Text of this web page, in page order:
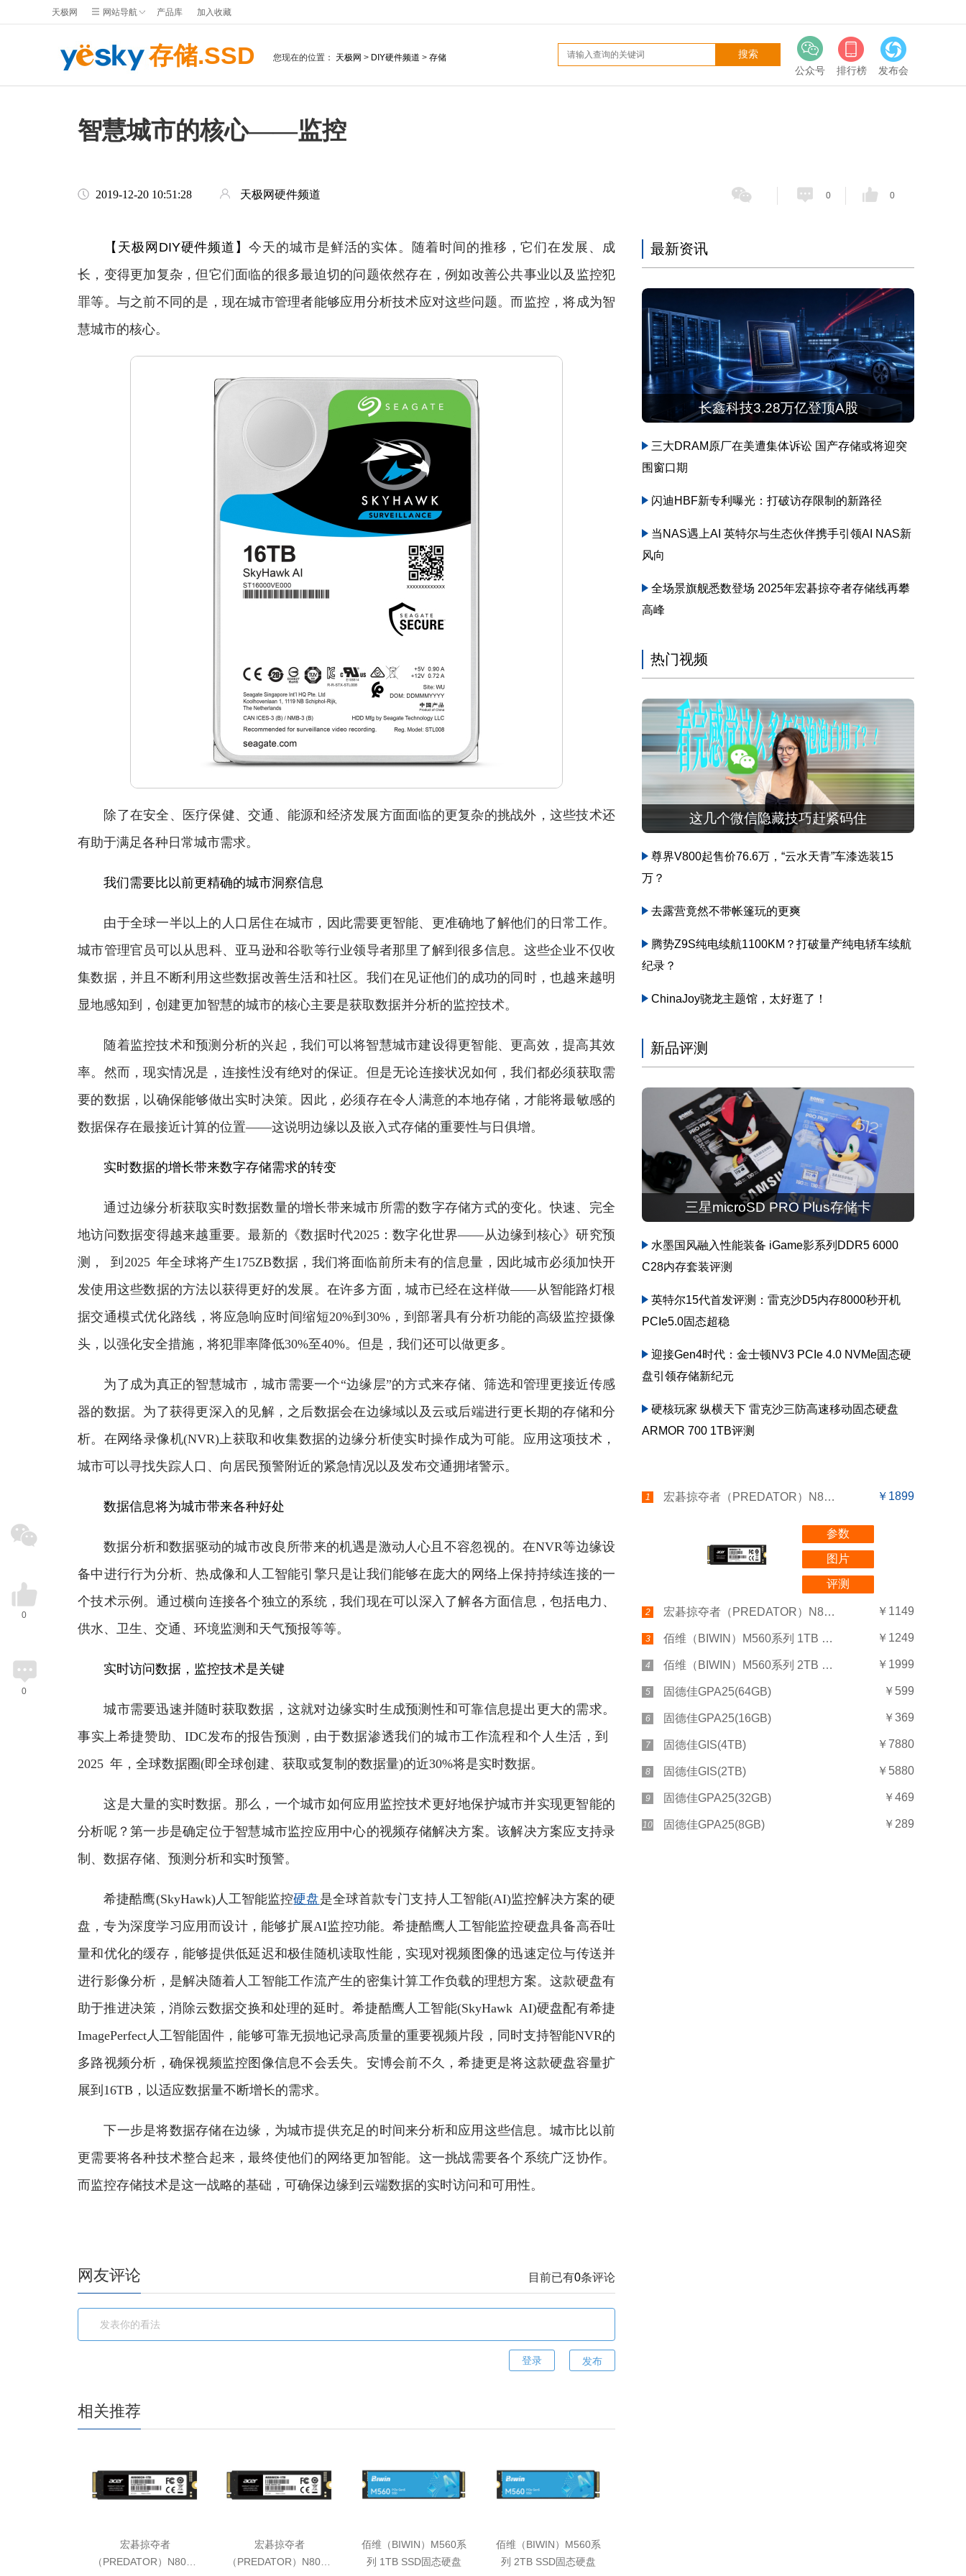
天极网 网站导航 产品库 加入收藏
存储.SSD 您现在的位置： 天极网 > DIY硬件频道 > 存储
公众号 排行榜 发布会
智慧城市的核心——监控
2019-12-20 10:51:28 天极网硬件频道 0 0
【天极网DIY硬件频道】今天的城市是鲜活的实体。随着时间的推移，它们在发展、成
长，变得更加复杂，但它们面临的很多最迫切的问题依然存在，例如改善公共事业以及监控犯
罪等。与之前不同的是，现在城市管理者能够应用分析技术应对这些问题。而监控，将成为智
慧城市的核心。
除了在安全、医疗保健、交通、能源和经济发展方面面临的更复杂的挑战外，这些技术还
有助于满足各种日常城市需求。
我们需要比以前更精确的城市洞察信息
由于全球一半以上的人口居住在城市，因此需要更智能、更准确地了解他们的日常工作。
城市管理官员可以从思科、亚马逊和谷歌等行业领导者那里了解到很多信息。这些企业不仅收
集数据，并且不断利用这些数据改善生活和社区。我们在见证他们的成功的同时，也越来越明
显地感知到，创建更加智慧的城市的核心主要是获取数据并分析的监控技术。
随着监控技术和预测分析的兴起，我们可以将智慧城市建设得更智能、更高效，提高其效
率。然而，现实情况是，连接性没有绝对的保证。但是无论连接状况如何，我们都必须获取需
要的数据，以确保能够做出实时决策。因此，必须存在令人满意的本地存储，才能将最敏感的
数据保存在最接近计算的位置——这说明边缘以及嵌入式存储的重要性与日俱增。
实时数据的增长带来数字存储需求的转变
通过边缘分析获取实时数据数量的增长带来城市所需的数字存储方式的变化。快速、完全
地访问数据变得越来越重要。最新的《数据时代2025：数字化世界——从边缘到核心》研究预
测， 到2025 年全球将产生175ZB数据，我们将面临前所未有的信息量，因此城市必须加快开
发使用这些数据的方法以获得更好的发展。在许多方面，城市已经在这样做——从智能路灯根
据交通模式优化路线，将应急响应时间缩短20%到30%，到部署具有分析功能的高级监控摄像
头，以强化安全措施，将犯罪率降低30%至40%。但是，我们还可以做更多。
为了成为真正的智慧城市，城市需要一个“边缘层”的方式来存储、筛选和管理更接近传感
器的数据。为了获得更深入的见解，之后数据会在边缘域以及云或后端进行更长期的存储和分
析。在网络录像机(NVR)上获取和收集数据的边缘分析使实时操作成为可能。应用这项技术，
城市可以寻找失踪人口、向居民预警附近的紧急情况以及发布交通拥堵警示。
数据信息将为城市带来各种好处
数据分析和数据驱动的城市改良所带来的机遇是激动人心且不容忽视的。在NVR等边缘设
备中进行行为分析、热成像和人工智能引擎只是让我们能够在庞大的网络上保持持续连接的一
个技术示例。通过横向连接各个独立的系统，我们现在可以深入了解各方面信息，包括电力、
供水、卫生、交通、环境监测和天气预报等等。
实时访问数据，监控技术是关键
城市需要迅速并随时获取数据，这就对边缘实时生成预测性和可靠信息提出更大的需求。
事实上希捷赞助、IDC发布的报告预测，由于数据渗透我们的城市工作流程和个人生活，到
2025 年，全球数据圈(即全球创建、获取或复制的数据量)的近30%将是实时数据。
这是大量的实时数据。那么，一个城市如何应用监控技术更好地保护城市并实现更智能的
分析呢？第一步是确定位于智慧城市监控应用中心的视频存储解决方案。该解决方案应支持录
制、数据存储、预测分析和实时预警。
希捷酷鹰(SkyHawk)人工智能监控硬盘是全球首款专门支持人工智能(AI)监控解决方案的硬
盘，专为深度学习应用而设计，能够扩展AI监控功能。希捷酷鹰人工智能监控硬盘具备高吞吐
量和优化的缓存，能够提供低延迟和极佳随机读取性能，实现对视频图像的迅速定位与传送并
进行影像分析，是解决随着人工智能工作流产生的密集计算工作负载的理想方案。这款硬盘有
助于推进决策，消除云数据交换和处理的延时。希捷酷鹰人工智能(SkyHawk AI)硬盘配有希捷
ImagePerfect人工智能固件，能够可靠无损地记录高质量的重要视频片段，同时支持智能NVR的
多路视频分析，确保视频监控图像信息不会丢失。安博会前不久，希捷更是将这款硬盘容量扩
展到16TB，以适应数据量不断增长的需求。
下一步是将数据存储在边缘，为城市提供充足的时间来分析和应用这些信息。城市比以前
更需要将各种技术整合起来，最终使他们的网络更加智能。这一挑战需要各个系统广泛协作。
而监控存储技术是这一战略的基础，可确保边缘到云端数据的实时访问和可用性。
网友评论 目前已有0条评论
发布
相关推荐
宏碁掠夺者
（PREDATOR）N8000
宏碁掠夺者
（PREDATOR）N8000
佰维（BIWIN）M560系
列 1TB SSD固态硬盘
佰维（BIWIN）M560系
列 2TB SSD固态硬盘
最新资讯
长鑫科技3.28万亿登顶A股
三大DRAM原厂在美遭集体诉讼 国产存储或将迎突
围窗口期
闪迪HBF新专利曝光：打破访存限制的新路径
当NAS遇上AI 英特尔与生态伙伴携手引领AI NAS新
风向
全场景旗舰悉数登场 2025年宏碁掠夺者存储线再攀
高峰
热门视频
这几个微信隐藏技巧赶紧码住
尊界V800起售价76.6万，“云水天青”车漆选装15
万？
去露营竟然不带帐篷玩的更爽
腾势Z9S纯电续航1100KM？打破量产纯电轿车续航
纪录？
ChinaJoy骁龙主题馆，太好逛了！
新品评测
三星microSD PRO Plus存储卡
水墨国风融入性能装备 iGame影系列DDR5 6000
C28内存套装评测
英特尔15代首发评测：雷克沙D5内存8000秒开机
PCIe5.0固态超稳
迎接Gen4时代：金士顿NV3 PCIe 4.0 NVMe固态硬
盘引领存储新纪元
硬核玩家 纵横天下 雷克沙三防高速移动固态硬盘
ARMOR 700 1TB评测
1 宏碁掠夺者（PREDATOR）N8000系列 （2TB） ￥1899
参数
图片
评测
2 宏碁掠夺者（PREDATOR）N8000系列 （1TB） ￥1149
3 佰维（BIWIN）M560系列 1TB SSD固态硬盘 ￥1249
4 佰维（BIWIN）M560系列 2TB SSD固态硬盘 ￥1999
5 固德佳GPA25(64GB) ￥599
6 固德佳GPA25(16GB) ￥369
7 固德佳GIS(4TB) ￥7880
8 固德佳GIS(2TB) ￥5880
9 固德佳GPA25(32GB) ￥469
10 固德佳GPA25(8GB) ￥289
0
0